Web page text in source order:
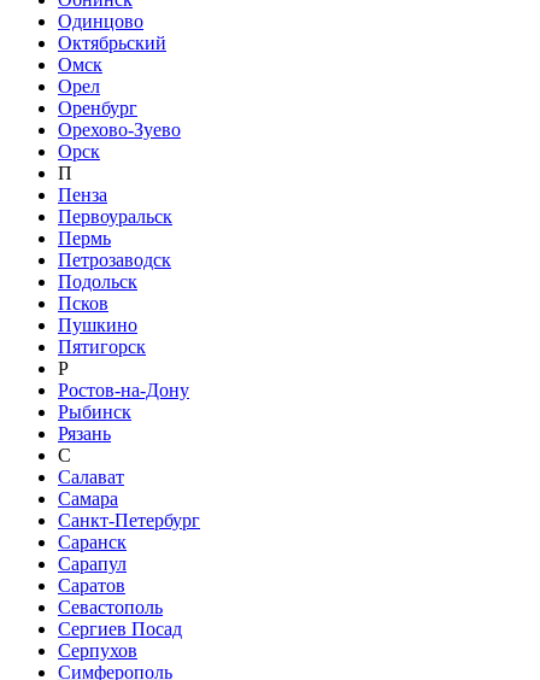
Одинцово
Октябрьский
Омск
Орел
Оренбург
Орехово-Зуево
Орск
П
Пенза
Первоуральск
Пермь
Петрозаводск
Подольск
Псков
Пушкино
Пятигорск
Р
Ростов-на-Дону
Рыбинск
Рязань
С
Салават
Самара
Санкт-Петербург
Саранск
Сарапул
Саратов
Севастополь
Сергиев Посад
Серпухов
Симферополь